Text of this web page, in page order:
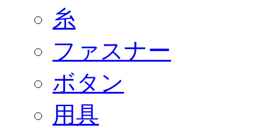
糸
ファスナー
ボタン
用具